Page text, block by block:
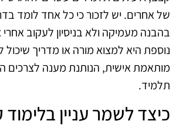
של אחרים. יש לזכור כי כל אחד לומד
בהבנה מעמיקה ולא בניסיון לעקוב
נוספת היא למצוא מורה או מדריך שיכול
מותאמת אישית, הנותנת מענה לצרכים
תלמיד.
כיצד לשמר עניין בלימוד